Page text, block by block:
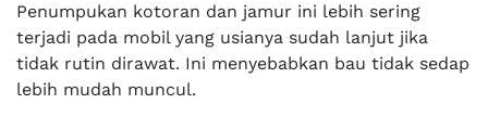
Penumpukan kotoran dan jamur ini lebih sering
terjadi pada mobil yang usianya sudah lanjut jika
tidak rutin dirawat. Ini menyebabkan bau tidak sedap
lebih mudah muncul.